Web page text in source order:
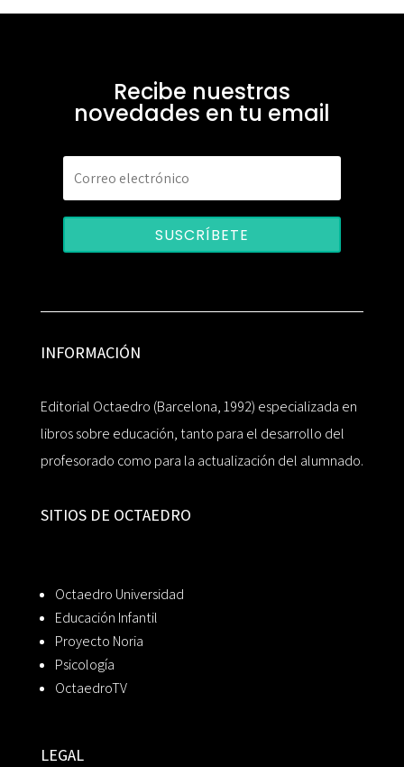
Recibe nuestras
novedades en tu email
SUSCRÍBETE
INFORMACIÓN
Editorial Octaedro (Barcelona, 1992) especializada en
libros sobre educación, tanto para el desarrollo del
profesorado como para la actualización del alumnado.
SITIOS DE OCTAEDRO
Octaedro Universidad
Educación Infantil
Proyecto Noria
Psicología
OctaedroTV
LEGAL